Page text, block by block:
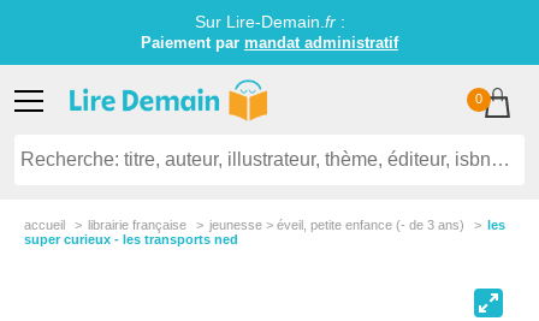
Sur Lire-Demain. fr:
Paiement par mandat administratif
0
accueil librairie française jeunesse > éveil, petite enfance (- de 3 ans)
les
super curieux - les transports ned